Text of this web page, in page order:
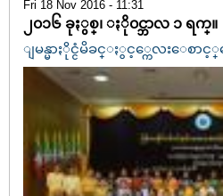
Fri 18 Nov 2016 - 11:31
၂၀၁၆ ခုႏွစ္၊ ႏို၀င္ဘာလ ၁ ရက္။
ျမန္မာႏိုင္ငံမိခင္ႏွင့္ကေလးေစာ